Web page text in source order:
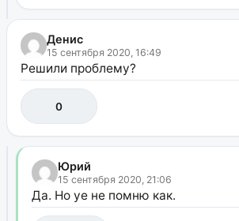
Денис
15 сентября 2020, 16:49
Решили проблему?
0
Юрий
15 сентября 2020, 21:06
Да. Но уе не помню как.